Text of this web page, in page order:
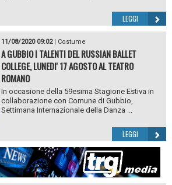
LEGGI
11/08/2020 09:02| Costume
A GUBBIO I TALENTI DEL RUSSIAN BALLET
COLLEGE, LUNEDI' 17 AGOSTO AL TEATRO
ROMANO
In occasione della 59esima Stagione Estiva in
collaborazione con Comune di Gubbio,
Settimana Internazionale della Danza ...
LEGGI